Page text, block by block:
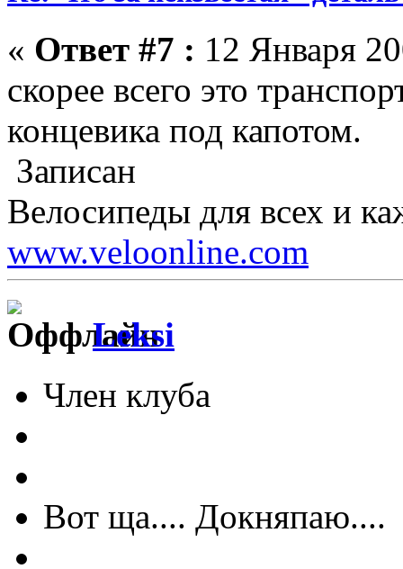
« Ответ #7 : 12 Января
скорее всего это
концевика под капотом.
Записан
Велосипеды для всех и
www.veloonline.com
Leksi
Член клуба
Вот ща.... Докняпаю....